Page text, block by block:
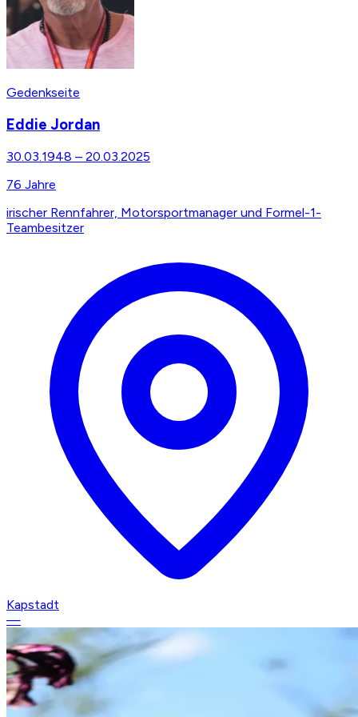
Gedenkseite
Eddie Jordan
30.03.1948 – 20.03.2025
76 Jahre
irischer Rennfahrer, Motorsportmanager und Formel-1-
Teambesitzer
Kapstadt
—